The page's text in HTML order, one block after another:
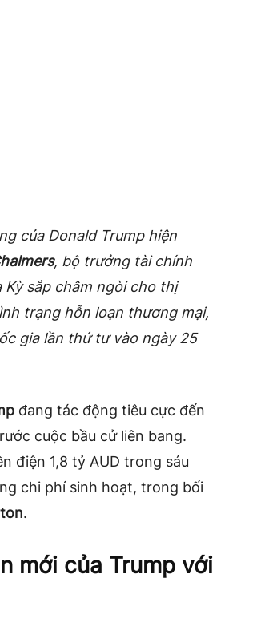
của Donald Trump hiện
, bộ trưởng tài chính
sắp châm ngòi cho thị
trạng hỗn loạn thương mại,
gia lần thứ tư vào ngày 25
đang tác động tiêu cực đến
cuộc bầu cử liên bang.
điện 1,8 tỷ AUD trong sáu
chi phí sinh hoạt, trong bối
.
mới của Trump với